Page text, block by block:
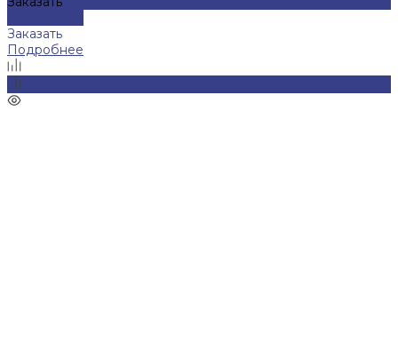
Заказать
Подробнее